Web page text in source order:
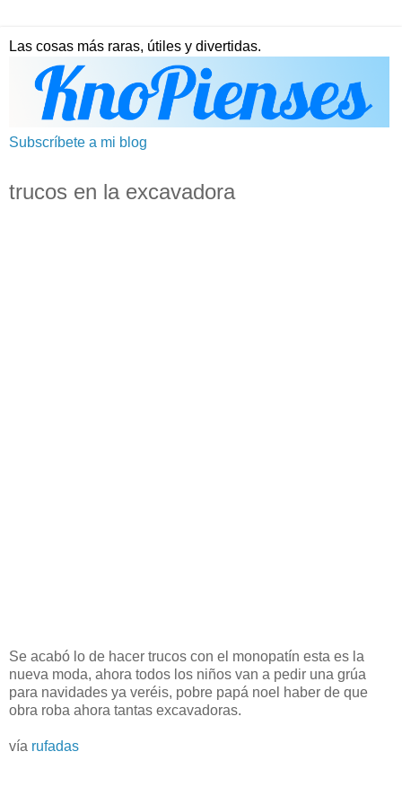
Las cosas más raras, útiles y divertidas.
Subscríbete a mi blog
trucos en la excavadora
Se acabó lo de hacer trucos con el monopatín esta es la
nueva moda, ahora todos los niños van a pedir una grúa
para navidades ya veréis, pobre papá noel haber de que
obra roba ahora tantas excavadoras.
vía rufadas